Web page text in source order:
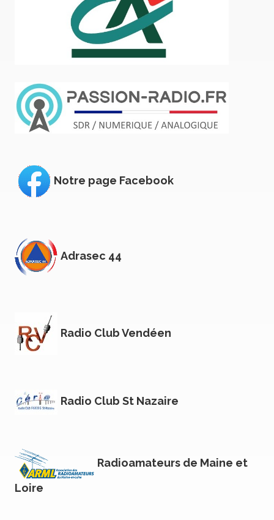
Notre page Facebook
Adrasec 44
Radio Club Vendéen
Radio Club St Nazaire
Radioamateurs de Maine et
Loire